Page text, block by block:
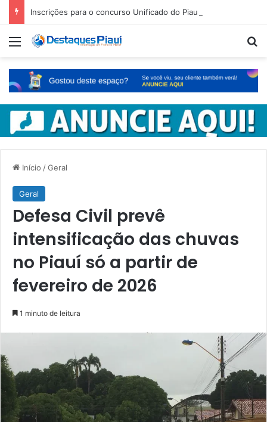
Menu
Início /Geral
Geral
Defesa Civil prevê
intensificação das chuvas
no Piauí só a partir de
fevereiro de 2026
1 minuto de leitura